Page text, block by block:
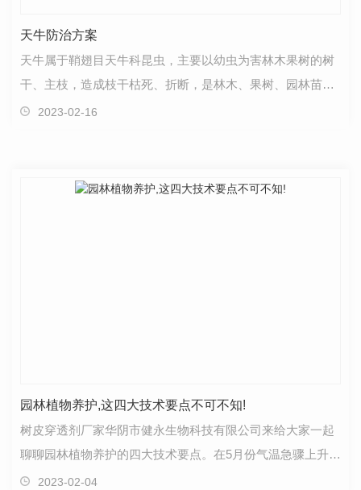
天牛防治方案
天牛属于鞘翅目天牛科昆虫，主要以幼虫为害林木果树的树
干、主枝，造成枝干枯死、折断，是林木、果树、园林苗木
的毁灭性害虫，由于其为害虫态均在林木皮下或木质部…
2023-02-16
园林植物养护,这四大技术要点不可不知!
树皮穿透剂厂家华阴市健永生物科技有限公司来给大家一起
聊聊园林植物养护的四大技术要点。在5月份气温急骤上升，
植物开始迅速生长，同时病虫害的危害范围也进一步…
2023-02-04